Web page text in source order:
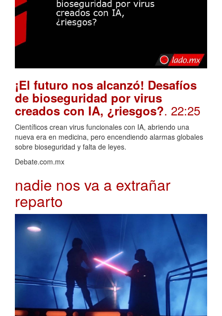
¡El futuro nos alcanzó! Desafíos
de bioseguridad por virus
creados con IA, ¿riesgos?. 22:25
Científicos crean virus funcionales con IA, abriendo una
nueva era en medicina, pero encendiendo alarmas globales
sobre bioseguridad y falta de leyes.
Debate.com.mx
nadie nos va a extrañar
reparto